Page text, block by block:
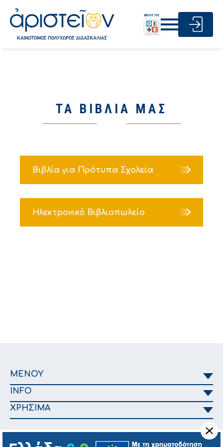
ΤΑ ΒΙΒΛΙΑ ΜΑΣ
Βιβλία για Πρότυπα Σχολεία
Ηλεκτρονικό Βιβλιοπωλείο
ΜΕΝΟΥ
INFO
ΧΡΗΣΙΜΑ